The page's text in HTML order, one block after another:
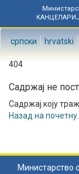
српски hrvatski
404
Садржај не
Садржај коју
Назад на почетну
Министарство